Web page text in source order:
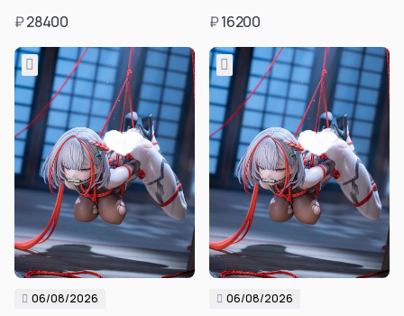
в личном кабинете
Подтвердить
возраст
₽28400
в личном кабинете
Подтвердить
возраст
₽16200
06/08/2026
06/08/2026